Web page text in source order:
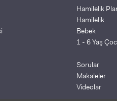
Hamilelik
Hamilelik
Bebek
1 - 6 Yaş
Sorular
Makaleler
Videolar